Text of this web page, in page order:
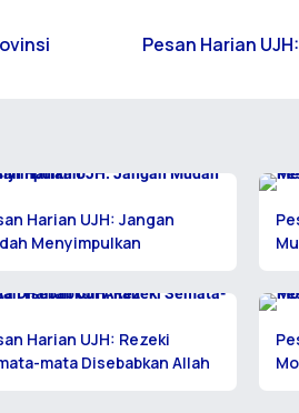
Pesan Harian
Harian UJH: Jangan
Menyimpulkan
Harian UJH: Rezeki
mata Disebabkan Allah